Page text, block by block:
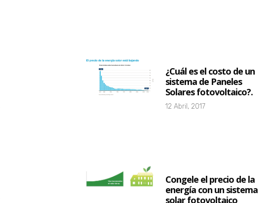
¿Cuál es el costo de un
sistema de Paneles
Solares fotovoltaico?.
12 Abril, 2017
Congele el precio de la
energía con un sistema
solar fotovoltaico